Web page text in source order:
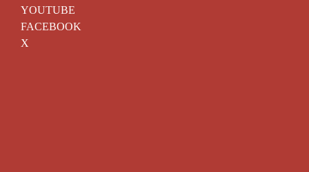
YOUTUBE
FACEBOOK
X